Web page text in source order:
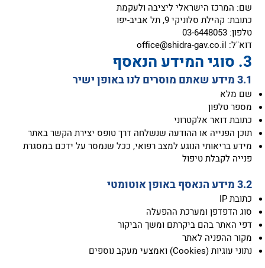
‏שם: המרכז הישראלי ליציבה ולעקמת
‏כתובת: קהילת סלוניקי 9, תל אביב-יפו
‏טלפון: 03-6448053
‏דוא"ל: office@shidra-gav.co.il
‏שם מלא
‏מספר טלפון
‏כתובת דואר אלקטרוני
‏תוכן הפנייה או ההודעה שנשלחה דרך טופס יצירת הקשר באתר
‏מידע בריאותי הנוגע למצב רפואי, ככל שנמסר על ידכם במסגרת
פנייה לקבלת טיפול
‏3.2 מידע הנאסף באופן אוטומטי
‏כתובת IP
‏סוג הדפדפן ומערכת ההפעלה
‏דפי האתר בהם ביקרתם ומשך הביקור
‏מקור ההפניה לאתר
‏נתוני עוגיות (Cookies) ואמצעי מעקב נוספים